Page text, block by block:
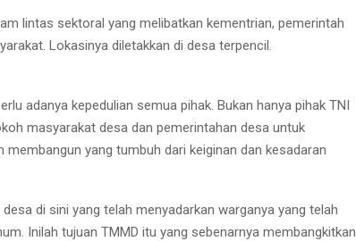
lintas sektoral yang melibatkan kementrian, pemerintah
Lokasinya diletakkan di desa terpencil.
adanya kepedulian semua pihak. Bukan hanya pihak TNI
masyarakat desa dan pemerintahan desa untuk
yang tumbuh dari keiginan dan kesadaran
di sini yang telah menyadarkan warganya yang telah
Inilah tujuan TMMD itu yang sebenarnya membangkitkan